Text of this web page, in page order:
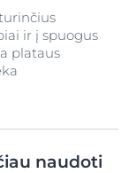
ir į spuogus
plataus
naudoti